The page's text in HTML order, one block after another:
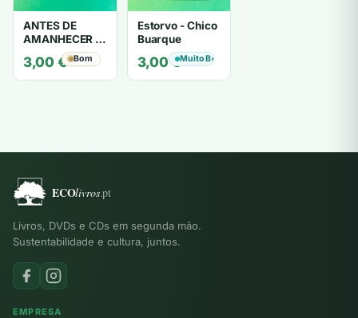
ANTES DE
AMANHECER -
ruy de oliveira
3,00 € Bom
Estorvo - Chico
Buarque
3,00€Muito Bom
Livros, DVDs e CDs em segunda mão.
Sustentabilidade e cultura, juntos.
EMPRESA